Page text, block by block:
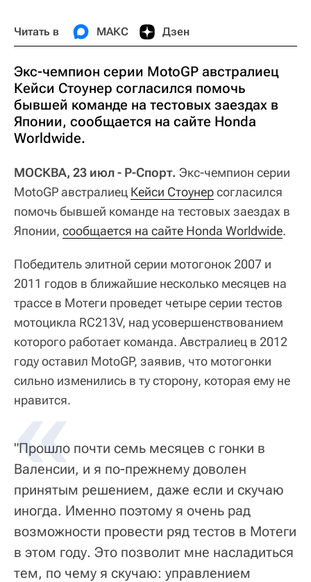
Читать в МАКС Дзен
Экс-чемпион серии MotoGP австралиец
Кейси Стоунер согласился помочь
бывшей команде на тестовых заездах в
Японии, сообщается на сайте Honda
Worldwide.
МОСКВА, 23 июл - Р-Спорт. Экс-чемпион серии
MotoGP австралиец Кейси Стоунерсогласился
помочь бывшей команде на тестовых заездах в
Японии, сообщается на сайте Honda Worldwide.
Победитель элитной серии мотогонок 2007 и
2011 годов в ближайшие несколько месяцев на
трассе в Мотеги проведет четыре серии тестов
мотоцикла RC213V, над усовершенствованием
которого работает команда. Австралиец в 2012
году оставил MotoGP, заявив, что мотогонки
сильно изменились в ту сторону, которая ему не
нравится.
"Прошло почти семь месяцев с гонки в
Валенсии, и я по-прежнему доволен
принятым решением, даже если и скучаю
иногда. Именно поэтому я очень рад
возможности провести ряд тестов в Мотеги
в этом году. Это позволит мне насладиться
тем, по чему я скучаю: управлением